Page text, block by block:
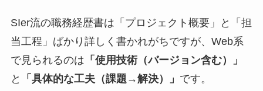
SIer流の職務経歴書は「プロジェクト概要」と「担
当工程」ばかり詳しく書かれがちですが、Web系
で見られるのは 「使用技術（バージョン含む）」
と
「具体的な工夫（課題→解決）」 です。